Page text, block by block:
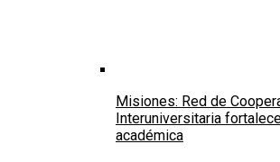
Misiones: Red de
Interuniversitaria
académica